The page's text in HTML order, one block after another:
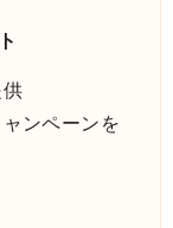
ンペーンを